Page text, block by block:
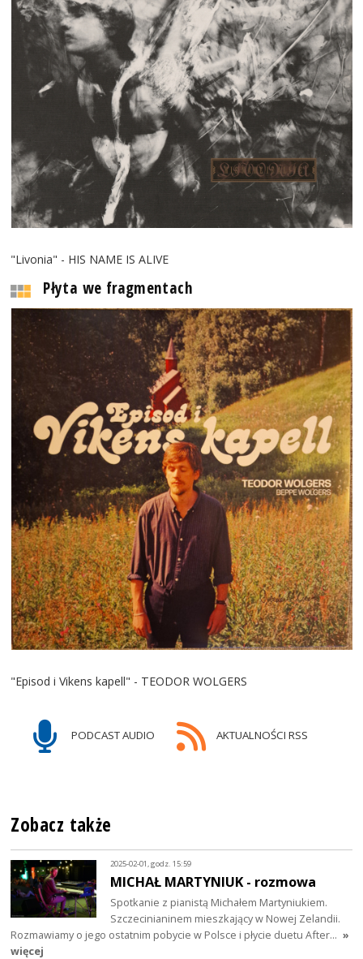
"Livonia" - HIS NAME IS ALIVE
Płyta we fragmentach
"Episod i Vikens kapell" - TEODOR WOLGERS
PODCAST AUDIO AKTUALNOŚCI RSS
Zobacz także
2025-02-01, godz. 15:59
MICHAŁ MARTYNIUK - rozmowa
Spotkanie z pianistą Michałem Martyniukiem.
Szczecinianinem mieszkający w Nowej Zelandii.
Rozmawiamy o jego ostatnim pobycie w Polsce i płycie duetu After… »
więcej